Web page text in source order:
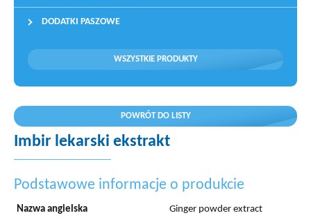
DODATKI PASZOWE
WSZYSTKIE PRODUKTY
POWRÓT DO LISTY
Imbir lekarski ekstrakt
Podstawowe informacje o produkcie
Nazwa angielska Ginger powder extract